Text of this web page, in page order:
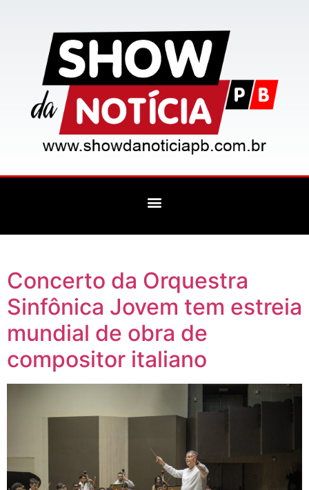
Concerto da Orquestra
Sinfônica Jovem tem estreia
mundial de obra de
compositor italiano